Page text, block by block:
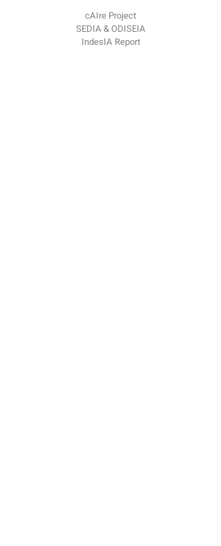
cAIre Project
SEDIA & ODISEIA
IndesIA Report